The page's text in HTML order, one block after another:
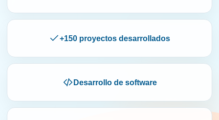
+150 proyectos desarrollados
Desarrollo de software